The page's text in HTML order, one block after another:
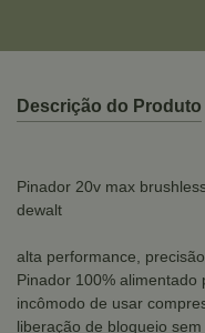
Descrição do Produto
Pinador 20v max
dewalt
alta performance,
Pinador 100% alimentado
incômodo de usar
liberação de bloqueio